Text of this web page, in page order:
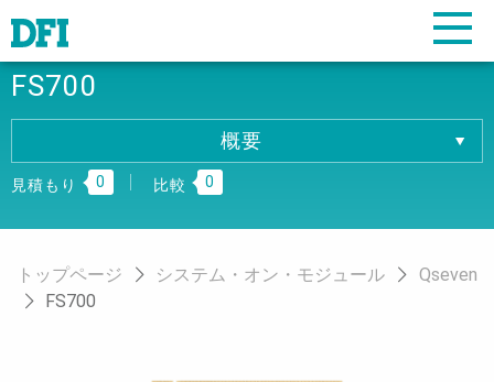
FS700
概要
概要
ダウンロード
注文情報
見積もり 0 比較 0
トップページ システム・オン・モジュール
Qseven
FS700